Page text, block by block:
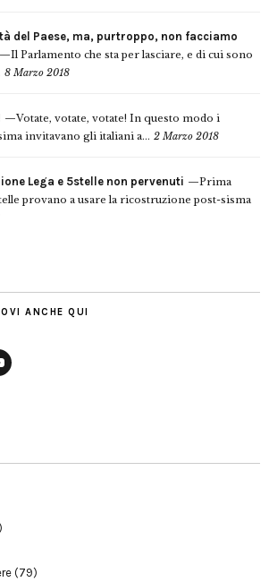
del Paese, ma, purtroppo, non facciamo
Il Parlamento che sta per lasciare, e di cui sono
8 Marzo 2018
Votate, votate, votate! In questo modo i
invitavano gli italiani a... 2 Marzo 2018
Lega e 5stelle non pervenuti
Prima
provano a usare la ricostruzione post-sisma
ANCHE QUI
(79)